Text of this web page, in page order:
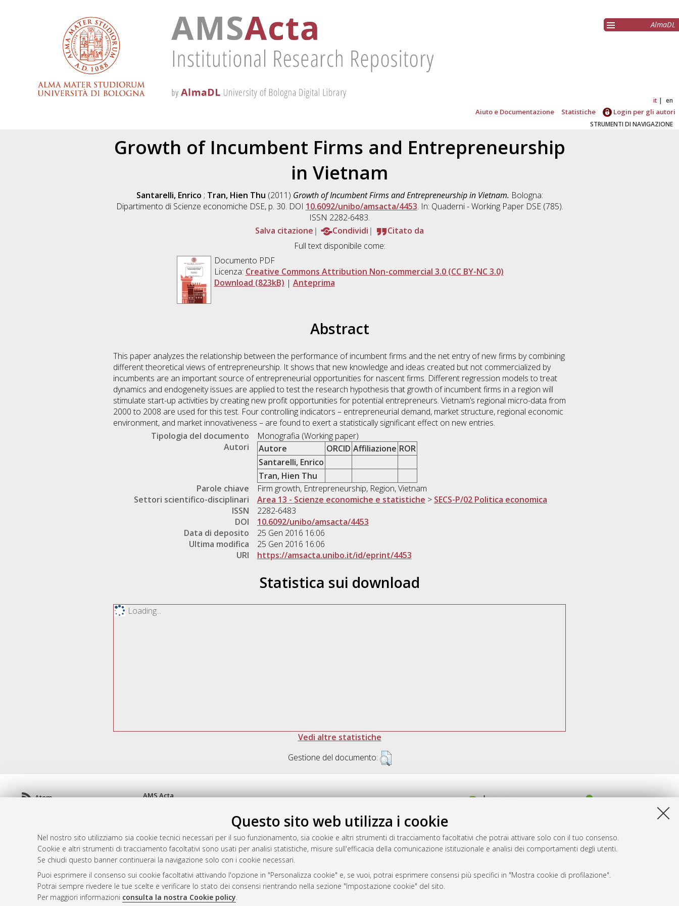
Questo sito web utilizza i cookie
Nel nostro sito utilizziamo sia cookie tecnici necessari per il suo funzionamento, sia cookie e altri strumenti di tracciamento facoltativi che potrai attivare solo con il tuo consenso.
Cookie e altri strumenti di tracciamento facoltativi sono usati per analisi statistiche, misure sull'efficacia della comunicazione istituzionale e analisi dei comportamenti degli utenti.
Se chiudi questo banner continuerai la navigazione solo con i cookie necessari.
Puoi esprimere il consenso sui cookie facoltativi attivando l'opzione in "Personalizza cookie" e, se vuoi, potrai esprimere consensi più specifici in "Mostra cookie di profilazione".
Potrai sempre rivedere le tue scelte e verificare lo stato dei consensi rientrando nella sezione "Impostazione cookie" del sito.
Per maggiori informazioni consulta la nostra Cookie policy.
AlmaDL
it en
Aiuto e Documentazione Statistiche Login per gli autori
STRUMENTI DI NAVIGAZIONE
Growth of Incumbent Firms and Entrepreneurship
in Vietnam
Santarelli, Enrico ; Tran, Hien Thu (2011) Growth of Incumbent Firms and Entrepreneurship in Vietnam. Bologna:
Dipartimento di Scienze economiche DSE, p. 30. DOI 10.6092/unibo/amsacta/4453. In: Quaderni - Working Paper DSE (785).
ISSN 2282-6483.
Salva citazione
Condividi
Citato da
Full text disponibile come:
Documento PDF
Licenza: Creative Commons Attribution Non-commercial 3.0 (CC BY-NC 3.0)
Download (823kB) | Anteprima
Abstract
This paper analyzes the relationship between the performance of incumbent firms and the net entry of new firms by combining
different theoretical views of entrepreneurship. It shows that new knowledge and ideas created but not commercialized by
incumbents are an important source of entrepreneurial opportunities for nascent firms. Different regression models to treat
dynamics and endogeneity issues are applied to test the research hypothesis that growth of incumbent firms in a region will
stimulate start-up activities by creating new profit opportunities for potential entrepreneurs. Vietnam’s regional micro-data from
2000 to 2008 are used for this test. Four controlling indicators – entrepreneurial demand, market structure, regional economic
environment, and market innovativeness – are found to exert a statistically significant effect on new entries.
Tipologia del documento
Monografia (Working paper)
Autori
Autore ORCID Affiliazione ROR
Santarelli, Enrico
Tran, Hien Thu
Parole chiave
Firm growth, Entrepreneurship, Region, Vietnam
Settori scientifico-disciplinari
Area 13 - Scienze economiche e statistiche > SECS-P/02 Politica economica
ISSN
2282-6483
DOI
10.6092/unibo/amsacta/4453
Data di deposito
25 Gen 2016 16:06
Ultima modifica
25 Gen 2016 16:06
URI
https://amsacta.unibo.it/id/eprint/4453
Statistica sui download
Loading...
Vedi altre statistiche
Gestione del documento:
Atom
AMS Acta
doi.org/10.17616/R3P19R
Servizio implementato e gestito da
AlmaDL
Impostazioni Cookie
Informativa sulla privacy
Condizioni d'uso del sito
Mission e policies del repository